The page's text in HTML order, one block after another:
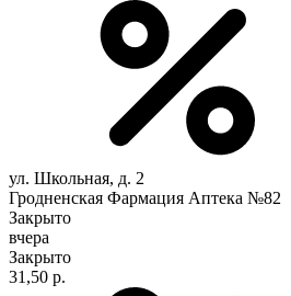
ул. Школьная, д. 2
Гродненская Фармация Аптека №82
Закрыто
вчера
Закрыто
31,50 р.